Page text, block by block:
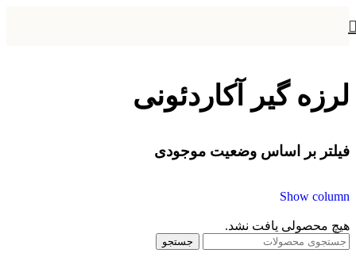
لرزه گیر آکاردئونی
فیلتر بر اساس وضعیت موجودی
Show column
هیچ محصولی یافت نشد.
جستجو